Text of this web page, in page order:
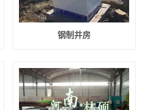
钢制井房